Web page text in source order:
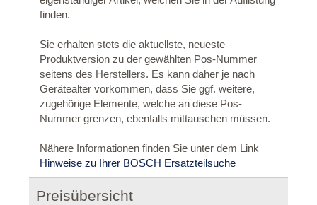
finden.
Sie erhalten stets die aktuellste, neueste
Produktversion zu der gewählten Pos-Nummer
seitens des Herstellers. Es kann daher je nach
Gerätealter vorkommen, dass Sie ggf. weitere,
zugehörige Elemente, welche an diese Pos-
Nummer grenzen, ebenfalls mittauschen müssen.
Nähere Informationen finden Sie unter dem Link
Hinweise zu Ihrer BOSCH Ersatzteilsuche
Preisübersicht